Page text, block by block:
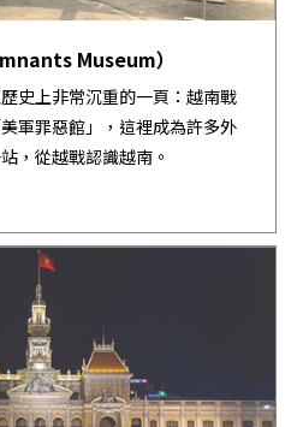
Museum）
史上非常沉重的一頁：越南戰
軍罪惡館」，這裡成為許多外
，從越戰認識越南。